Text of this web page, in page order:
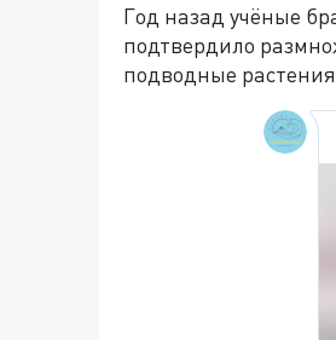
Год назад учёные
подтвердило
подводные